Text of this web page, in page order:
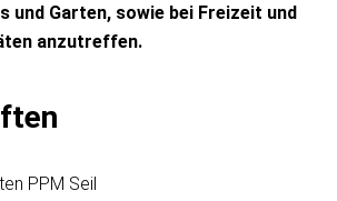
und Garten, sowie bei Freizeit und
anzutreffen.
PPM Seil